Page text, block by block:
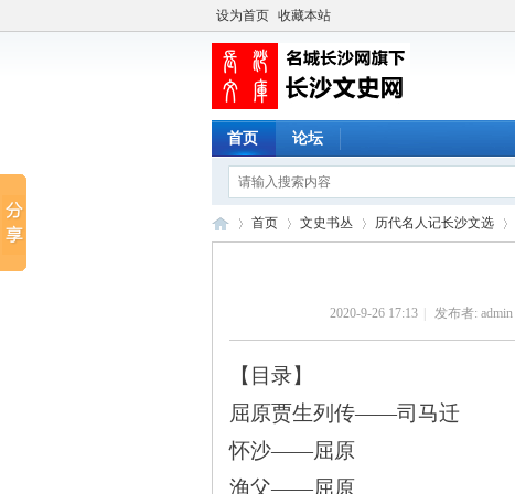
设为首页 收藏本站
首页 论坛
首页 文史书丛
›
历代名人记长沙文选
›
2020-9-26 17:13 发布者: admin
【目录】
屈原贾生列传——司马迁
怀沙——屈原
渔父——屈原